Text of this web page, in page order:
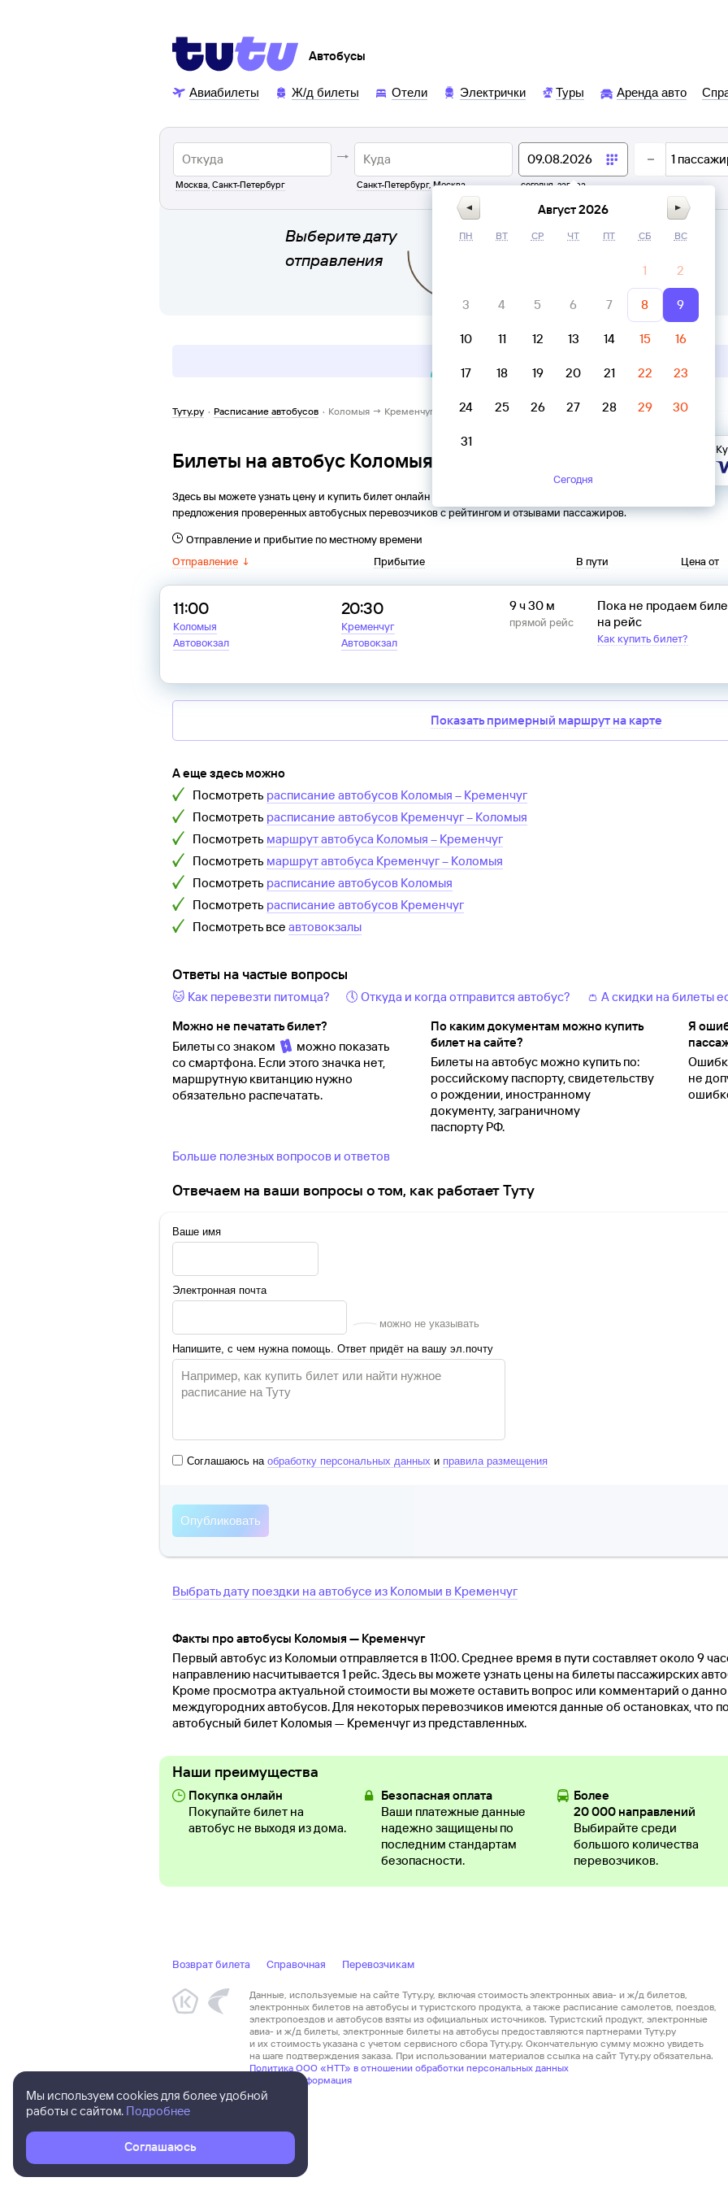
Автобусы
Авиабилеты Ж/д билеты Отели Электрички Туры Аренда авто
Москва, Санкт-Петербург Санкт-Петербург, Москва сегодня, завтра
1
Выберите дату
отправления
Туту.ру · Расписание автобусов · Коломыя → Кременчуг
Билеты на автобус Коломыя → Кременчуг
Здесь вы можете узнать цену и купить билет онлайн на автобус из
предложения проверенных автобусных перевозчиков с рейтингом и отзывами пассажиров.
Отправление и прибытие по местному времени
Отправление ↓ Прибытие В пути Цена от
11:00
Коломыя
Автовокзал
20:30
Кременчуг
Автовокзал
9 ч 30 м
прямой рейс
Пока не продаем
на рейс
Как купить билет?
Показать примерный маршрут на карте
А еще здесь можно
Посмотреть расписание автобусов Коломыя – Кременчуг
Посмотреть расписание автобусов Кременчуг– Коломыя
Посмотреть маршрут автобуса Коломыя – Кременчуг
Посмотреть маршрут автобуса Кременчуг– Коломыя
Посмотреть расписание автобусов Коломыя
Посмотреть расписание автобусов Кременчуг
Посмотреть все автовокзалы
Ответы на частые вопросы
🐱 Как перевезти питомца? 🕔 Откуда и когда отправится автобус?
👛 А скидки на билеты
Можно не печатать билет?
Билеты со знаком
можно показать
со смартфона. Если этого значка нет,
маршрутную квитанцию нужно
обязательно распечатать.
По каким документам можно купить
билет на сайте?
Билеты на автобус можно купить по:
российскому паспорту, свидетельству
о рождении, иностранному
документу, заграничному
паспорту РФ.
Я
не
Больше полезных вопросов и ответов
Отвечаем на ваши вопросы о том, как работает Туту
Ваше имя
Электронная почта
можно не указывать
Напишите, с чем нужна помощь. Ответ придёт на вашу эл.почту
Соглашаюсь на обработку персональных данных и правила размещения
Выбрать дату поездки на автобусе из Коломыи в Кременчуг
Факты про автобусы Коломыя — Кременчуг
Первый автобус из Коломыи отправляется в 11:00. Среднее время в пути составляет около 9
направлению насчитывается 1 рейс. Здесь вы можете узнать цены на билеты пассажирских
Кроме просмотра актуальной стоимости вы можете оставить вопрос или комментарий о
междугородних автобусов. Для некоторых перевозчиков имеются данные об остановках, что
автобусный билет Коломыя — Кременчуг из представленных.
Наши преимущества
Покупка онлайн
Покупайте билет на
автобус не выходя из дома.
Безопасная оплата
Ваши платежные данные
надежно защищены по
последним стандартам
безопасности.
Более
20 000 направлений
Выбирайте среди
большого количества
перевозчиков.
Возврат билета Справочная Перевозчикам
Данные, используемые на сайте Туту.ру, включая стоимость электронных авиа- и ж/д билетов,
электронных билетов на автобусы и туристского продукта, а также расписание самолетов, поездов,
электропоездов и автобусов взяты из официальных источников. Туристский продукт, электронные
авиа- и ж/д билеты, электронные билеты на автобусы предоставляются партнерами Туту.ру
и их стоимость указана с учетом сервисного сбора Туту.ру. Окончательную сумму можно увидеть
на шаге подтверждения заказа. При использовании материалов ссылка на сайт Туту.ру обязательна.
Политика ООО «НТТ» в отношении обработки персональных данных
Правовая информация
Мы используем cookies для более удобной
работы с сайтом. Подробнее
Соглашаюсь
Август 2026
ПН ВТ СР ЧТ ПТ СБ ВС
1 2
3 4 5 6 7 8 9
10 11 12 13 14 15 16
17 18 19 20 21 22 23
24 25 26 27 28 29 30
31
Сегодня